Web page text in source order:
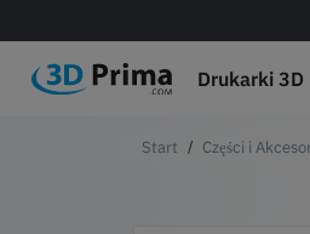
Drukarki 3D
Części i